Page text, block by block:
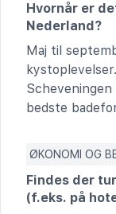
Hvornår er
Nederland?
Maj til
Scheveningen
bedste
ØKONOMI OG
Findes der
(f.eks. på